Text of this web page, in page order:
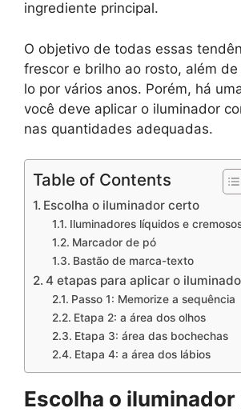
ingrediente principal.
O objetivo de todas essas
frescor e brilho ao rosto, além
lo por vários anos. Porém, há
você deve aplicar o iluminador
nas quantidades adequadas.
Table of Contents
Escolha o iluminador certo
Iluminadores líquidos e
Marcador de pó
Bastão de marca-texto
4 etapas para aplicar o
Passo 1: Memorize a sequência
Etapa 2: a área dos olhos
Etapa 3: área das bochechas
Etapa 4: a área dos lábios
Escolha o